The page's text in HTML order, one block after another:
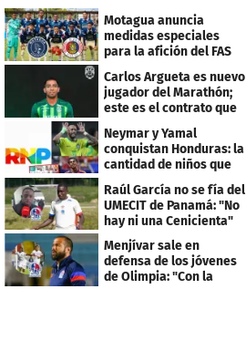
Motagua anuncia
medidas especiales
para la afición del FAS
de El Salvador
Carlos Argueta es nuevo
jugador del Marathón;
este es el contrato que
Neymar y Yamal
conquistan Honduras: la
cantidad de niños que
llevan sus nombres
Raúl García no se fía del
UMECIT de Panamá: "No
hay ni una Cenicienta"
Menjívar sale en
defensa de los jóvenes
de Olimpia: "Con la